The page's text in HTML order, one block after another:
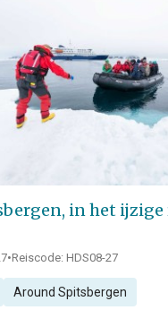
in het
•Reiscode: HDS08-27
Around Spitsbergen